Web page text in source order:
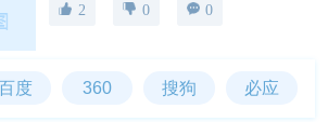
好的福利待遇，欢迎有志之士加入我们，
2 0 0
百度 360 搜狗 必应